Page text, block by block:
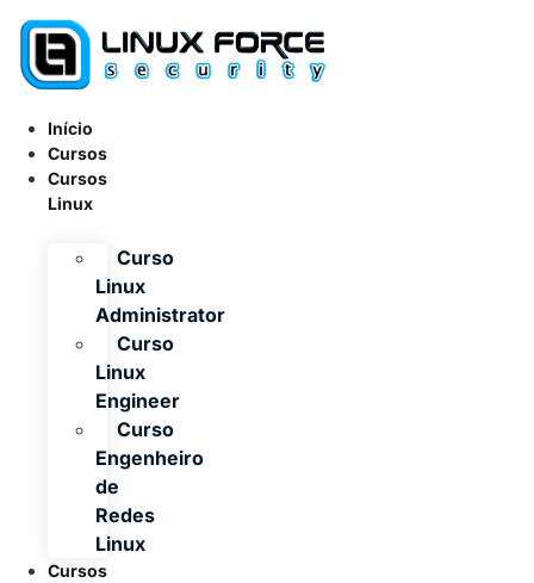
para
conteúdo
Início
Cursos
Cursos
Linux
Curso
Linux
Administrator
Curso
Linux
Engineer
Curso
Engenheiro
de
Redes
Linux
Cursos